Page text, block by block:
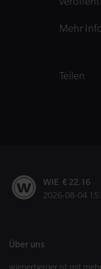
Mehr
Teilen
WIE € 22.16
2026-08-04
Über uns